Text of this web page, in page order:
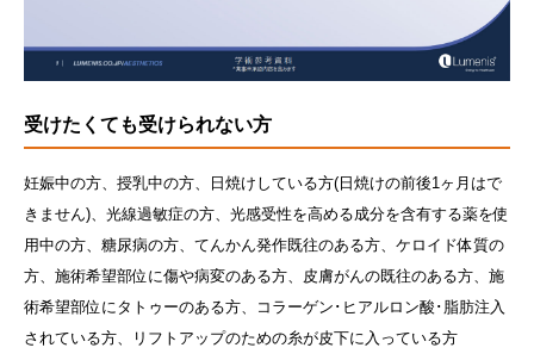
受けたくても受けられない方
妊娠中の方、授乳中の方、日焼けしている方(日焼けの前後1ヶ月はで
きません)、光線過敏症の方、光感受性を高める成分を含有する薬を使
用中の方、糖尿病の方、てんかん発作既往のある方、ケロイド体質の
方、施術希望部位に傷や病変のある方、皮膚がんの既往のある方、施
術希望部位にタトゥーのある方、コラーゲン･ヒアルロン酸･脂肪注入
されている方、リフトアップのための糸が皮下に入っている方